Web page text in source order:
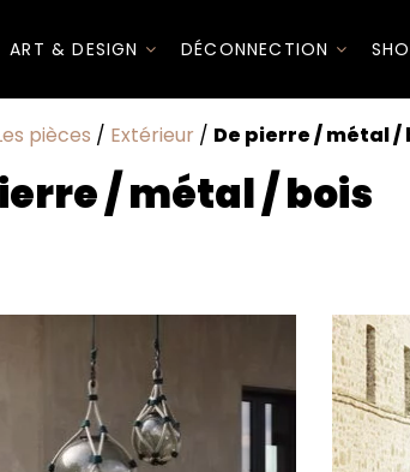
ART & DESIGN DÉCONNECTION
pièces / Extérieur / De pierre / métal /
/ métal / bois